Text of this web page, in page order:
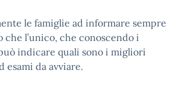
le famiglie ad informare sempre
l’unico, che conoscendo i
indicare quali sono i migliori
esami da avviare.